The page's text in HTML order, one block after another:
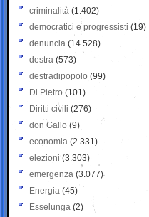
criminalità (1.402)
democratici e progressisti (19)
denuncia (14.528)
destra (573)
destradipopolo (99)
Di Pietro (101)
Diritti civili (276)
don Gallo (9)
economia (2.331)
elezioni (3.303)
emergenza (3.077)
Energia (45)
Esselunga (2)